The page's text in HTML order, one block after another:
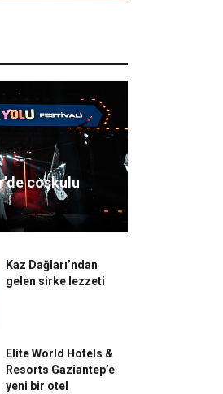
coşkulu
Kaz Dağları’ndan
gelen sirke lezzeti
Elite World Hotels &
Resorts Gaziantep’e
yeni bir otel